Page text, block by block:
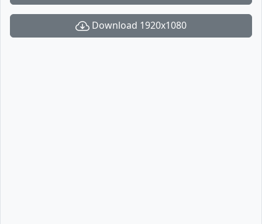
Download 1920x1080